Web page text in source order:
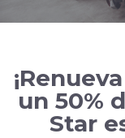
un 50%
Star